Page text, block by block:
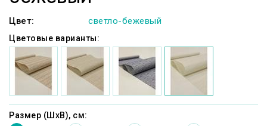
Цвет: светло-бежевый
Цветовые варианты:
Размер (ШxВ), см: